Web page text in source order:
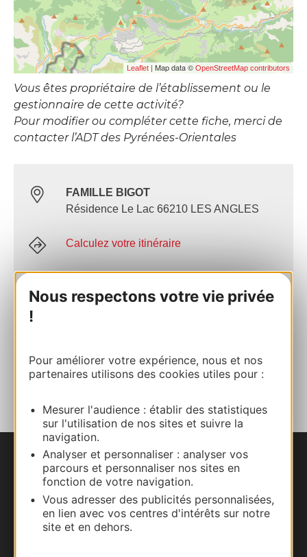
Nous respectons votre vie privée
!
Pour améliorer votre expérience, nous et nos
partenaires utilisons des cookies utiles pour :
Mesurer l'audience : établir des statistiques
sur l'utilisation de nos sites et suivre la
navigation.
Analyser et personnaliser : analyser vos
parcours et personnaliser nos sites en
fonction de votre navigation.
Vous adresser des publicités personnalisées,
en lien avec vos centres d'intérêts sur notre
site et en dehors.
Leaflet | Map data © OpenStreetMap contributors
Vous êtes propriétaire de l’établissement ou le
gestionnaire de cette activité?
Pour modifier ou compléter cette fiche, merci de
contacter l’ADT des Pyrénées-Orientales
FAMILLE BIGOT
Résidence Le Lac 66210 LES ANGLES
Calculez votre itinéraire
AJOUTER
AU CARNET
Nous contacter
Carte interactive
Documentation